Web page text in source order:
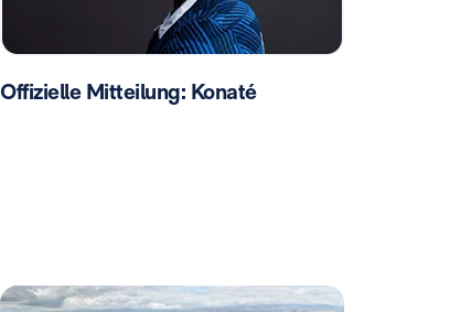
Offizielle Mitteilung: Konaté